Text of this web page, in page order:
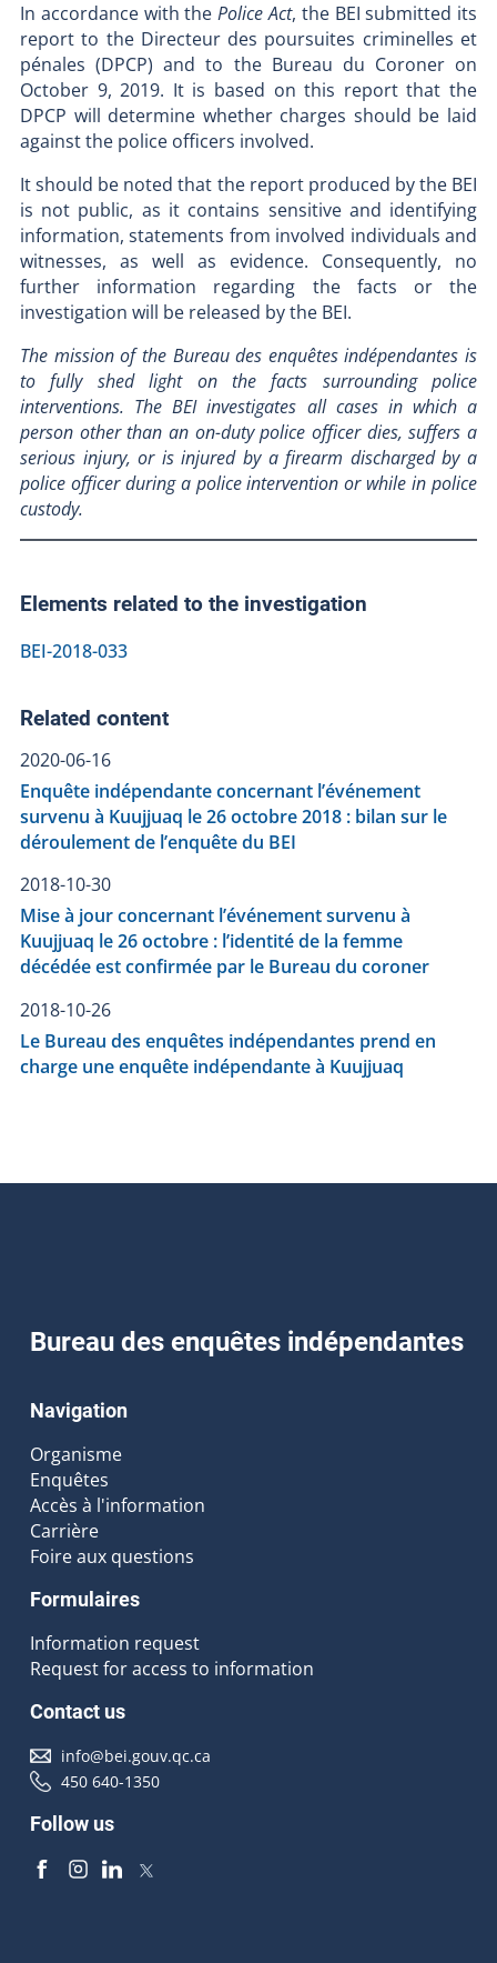
In accordance with thePolice Act, the BEI submitted its
report to the Directeur des poursuites criminelles et
pénales (DPCP) and to the Bureau du Coroner on
October 9, 2019. It is based on this report that the
DPCP will determine whether charges should be laid
against the police officers involved.
It should be noted that the report produced by the BEI
is not public, as it contains sensitive and identifying
information, statements from involved individuals and
witnesses, as well as evidence. Consequently, no
further information regarding the facts or the
investigation will be released by the BEI.
The mission of the Bureau des enquêtes indépendantes is
to fully shed light on the facts surrounding police
interventions. The BEI investigates all cases in which a
person other than an on-duty police officer dies, suffers a
serious injury, or is injured by a firearm discharged by a
police officer during a police intervention or while in police
custody.
Elements related to the investigation
BEI-2018-033
Related content
2020-06-16
Enquête indépendante concernant l’événement
survenu à Kuujjuaq le 26 octobre 2018 : bilan sur le
déroulement de l’enquête du BEI
2018-10-30
Mise à jour concernant l’événement survenu à
Kuujjuaq le 26 octobre : l’identité de la femme
décédée est confirmée par le Bureau du coroner
2018-10-26
Le Bureau des enquêtes indépendantes prend en
charge une enquête indépendante à Kuujjuaq
Bureau des enquêtes indépendantes
Navigation
Organisme
Enquêtes
Accès à l'information
Carrière
Foire aux questions
Formulaires
Information request
Request for access to information
Contact us
info@bei.gouv.qc.ca
450 640-1350
Follow us